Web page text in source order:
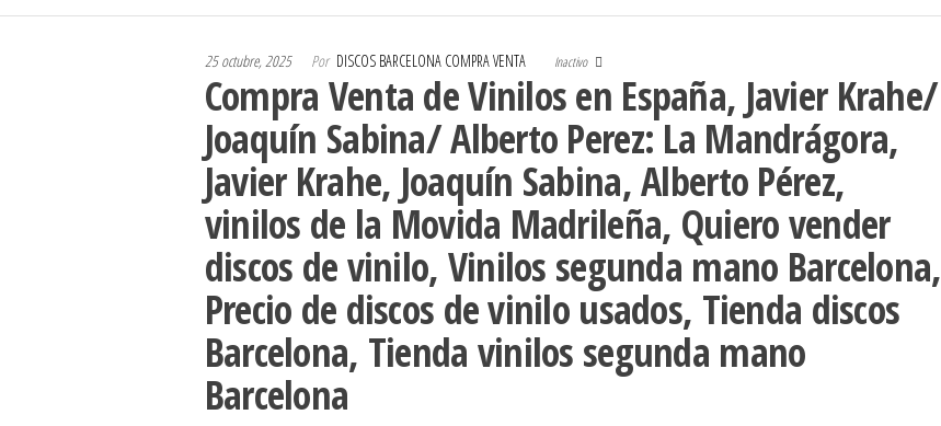
25 octubre, 2025 Por DISCOS BARCELONA COMPRA VENTA Inactivo
Compra Venta de Vinilos en España, Javier Krahe/
Joaquín Sabina/ Alberto Perez: La Mandrágora,
Javier Krahe, Joaquín Sabina, Alberto Pérez,
vinilos de la Movida Madrileña, Quiero vender
discos de vinilo, Vinilos segunda mano Barcelona,
Precio de discos de vinilo usados, Tienda discos
Barcelona, Tienda vinilos segunda mano
Barcelona